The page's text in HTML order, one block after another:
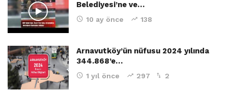
Belediyesi’ne ve…
10 ay önce 138
Arnavutköy’ün nüfusu 2024 yılında
344.868’e…
1 yıl önce 297 2